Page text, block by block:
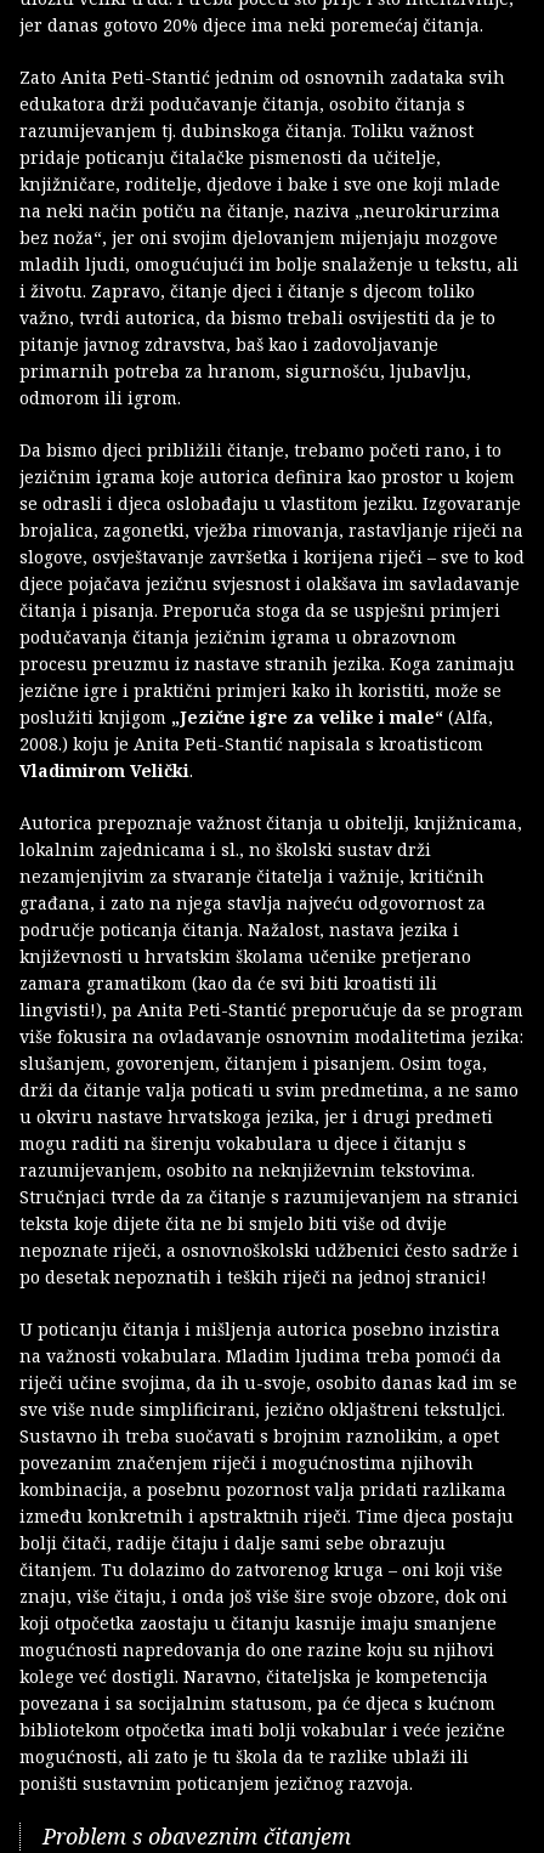
jer danas gotovo 20% djece ima neki poremećaj čitanja.
Zato Anita Peti-Stantić jednim od osnovnih zadataka svih
edukatora drži podučavanje čitanja, osobito čitanja s
razumijevanjem tj. dubinskoga čitanja. Toliku važnost
pridaje poticanju čitalačke pismenosti da učitelje,
knjižničare, roditelje, djedove i bake i sve one koji mlade
na neki način potiču na čitanje, naziva „neurokirurzima
bez noža“, jer oni svojim djelovanjem mijenjaju mozgove
mladih ljudi, omogućujući im bolje snalaženje u tekstu, ali
i životu. Zapravo, čitanje djeci i čitanje s djecom toliko
važno, tvrdi autorica, da bismo trebali osvijestiti da je to
pitanje javnog zdravstva, baš kao i zadovoljavanje
primarnih potreba za hranom, sigurnošću, ljubavlju,
odmorom ili igrom.
Da bismo djeci približili čitanje, trebamo početi rano, i to
jezičnim igrama koje autorica definira kao prostor u kojem
se odrasli i djeca oslobađaju u vlastitom jeziku. Izgovaranje
brojalica, zagonetki, vježba rimovanja, rastavljanje riječi na
slogove, osvještavanje završetka i korijena riječi – sve to kod
djece pojačava jezičnu svjesnost i olakšava im savladavanje
čitanja i pisanja. Preporuča stoga da se uspješni primjeri
podučavanja čitanja jezičnim igrama u obrazovnom
procesu preuzmu iz nastave stranih jezika. Koga zanimaju
jezične igre i praktični primjeri kako ih koristiti, može se
poslužiti knjigom „Jezične igre za velike i male“ (Alfa,
2008.) koju je Anita Peti-Stantić napisala s kroatisticom
Vladimirom Velički.
Autorica prepoznaje važnost čitanja u obitelji, knjižnicama,
lokalnim zajednicama i sl., no školski sustav drži
nezamjenjivim za stvaranje čitatelja i važnije, kritičnih
građana, i zato na njega stavlja najveću odgovornost za
područje poticanja čitanja. Nažalost, nastava jezika i
književnosti u hrvatskim školama učenike pretjerano
zamara gramatikom (kao da će svi biti kroatisti ili
lingvisti!), pa Anita Peti-Stantić preporučuje da se program
više fokusira na ovladavanje osnovnim modalitetima jezika:
slušanjem, govorenjem, čitanjem i pisanjem. Osim toga,
drži da čitanje valja poticati u svim predmetima, a ne samo
u okviru nastave hrvatskoga jezika, jer i drugi predmeti
mogu raditi na širenju vokabulara u djece i čitanju s
razumijevanjem, osobito na neknjiževnim tekstovima.
Stručnjaci tvrde da za čitanje s razumijevanjem na stranici
teksta koje dijete čita ne bi smjelo biti više od dvije
nepoznate riječi, a osnovnoškolski udžbenici često sadrže i
po desetak nepoznatih i teških riječi na jednoj stranici!
U poticanju čitanja i mišljenja autorica posebno inzistira
na važnosti vokabulara. Mladim ljudima treba pomoći da
riječi učine svojima, da ih u-svoje, osobito danas kad im se
sve više nude simplificirani, jezično okljaštreni tekstuljci.
Sustavno ih treba suočavati s brojnim raznolikim, a opet
povezanim značenjem riječi i mogućnostima njihovih
kombinacija, a posebnu pozornost valja pridati razlikama
između konkretnih i apstraktnih riječi. Time djeca postaju
bolji čitači, radije čitaju i dalje sami sebe obrazuju
čitanjem. Tu dolazimo do zatvorenog kruga – oni koji više
znaju, više čitaju, i onda još više šire svoje obzore, dok oni
koji otpočetka zaostaju u čitanju kasnije imaju smanjene
mogućnosti napredovanja do one razine koju su njihovi
kolege već dostigli. Naravno, čitateljska je kompetencija
povezana i sa socijalnim statusom, pa će djeca s kućnom
bibliotekom otpočetka imati bolji vokabular i veće jezične
mogućnosti, ali zato je tu škola da te razlike ublaži ili
poništi sustavnim poticanjem jezičnog razvoja.
Problem s obaveznim čitanjem